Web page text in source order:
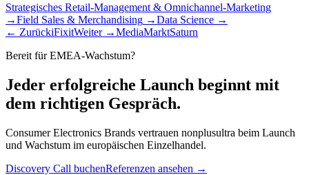
Strategisches Retail-Management & Omnichannel-Marketing
→Field Sales & Merchandising →Data Science →
← ZurückiFixitWeiter →MediaMarktSaturn
Bereit für EMEA-Wachstum?
Jeder erfolgreiche Launch beginnt mit
dem richtigen Gespräch.
Consumer Electronics Brands vertrauen nonplusultra beim Launch
und Wachstum im europäischen Einzelhandel.
Discovery Call buchenReferenzen ansehen →